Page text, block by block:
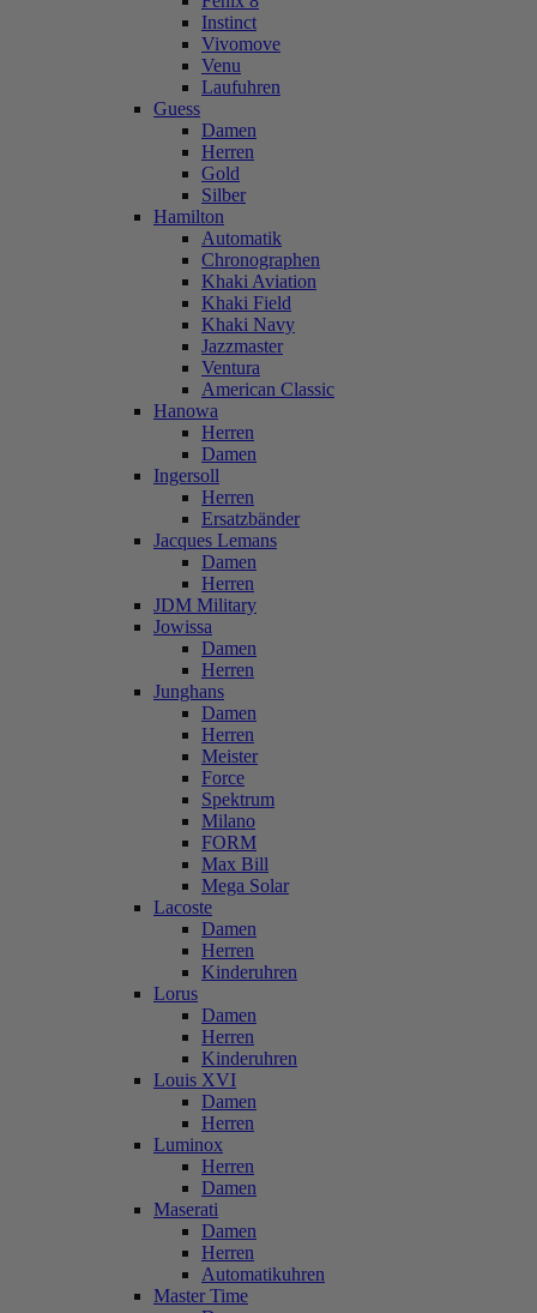
Instinct
Vivomove
Venu
Laufuhren
Guess
Damen
Herren
Gold
Silber
Hamilton
Automatik
Chronographen
Khaki Aviation
Khaki Field
Khaki Navy
Jazzmaster
Ventura
American Classic
Hanowa
Herren
Damen
Ingersoll
Herren
Ersatzbänder
Jacques Lemans
Damen
Herren
JDM Military
Jowissa
Damen
Herren
Junghans
Damen
Herren
Meister
Force
Spektrum
Milano
FORM
Max Bill
Mega Solar
Lacoste
Damen
Herren
Kinderuhren
Lorus
Damen
Herren
Kinderuhren
Louis XVI
Damen
Herren
Luminox
Herren
Damen
Maserati
Damen
Herren
Automatikuhren
Master Time